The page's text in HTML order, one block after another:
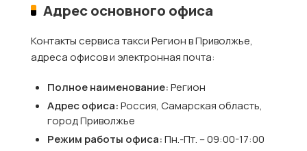
Адрес основного офиса
Контакты сервиса такси Регион в Приволжье,
адреса офисов и электронная почта:
Полное наименование:Регион
Адрес офиса:Россия, Самарская область,
город Приволжье
Режим работы офиса:Пн.-Пт. – 09:00-17:00